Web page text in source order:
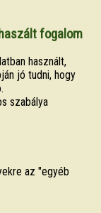
fogalom
használt,
jó tudni, hogy
szabálya
az "egyéb